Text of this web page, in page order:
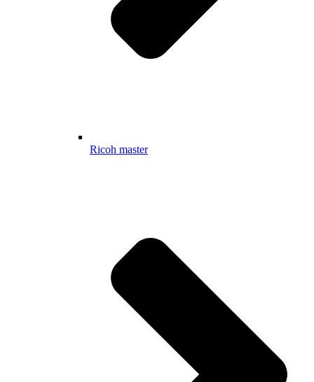
Ricoh master